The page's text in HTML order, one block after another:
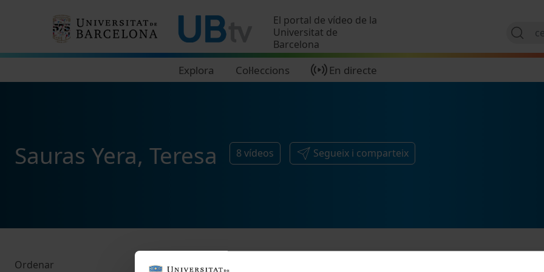
El portal de vídeo de la
Universitat de
Barcelona
Explora Col·leccions En directe
Sauras Yera, Teresa 8 vídeos Segueix i comparteix
Ordenar